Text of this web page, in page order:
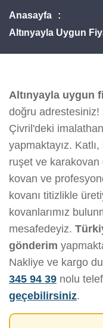
Anasayfa
Altınyayla Uygun
Altınyayla uygun
doğru adrestesiniz!
Çivril'deki
yapmaktayız.
ruşet ve karakovan
kovan ve
kovanı titizlikle
kovanlarımız
mesafedeyiz.
gönderim
Nakliye ve kargo
345 94 39 nolu
geçebilirsiniz.